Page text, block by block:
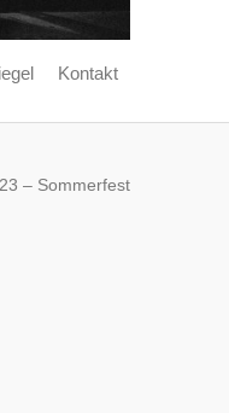
Kontakt
– Sommerfest